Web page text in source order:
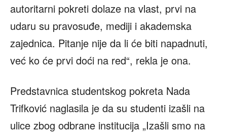
autoritarni pokreti dolaze na vlast, prvi na
udaru su pravosuđe, mediji i akademska
zajednica. Pitanje nije da li će biti napadnuti,
već ko će prvi doći na red“, rekla je ona.
Predstavnica studentskog pokreta Nada
Trifković naglasila je da su studenti izašli na
ulice zbog odbrane institucija „Izašli smo na